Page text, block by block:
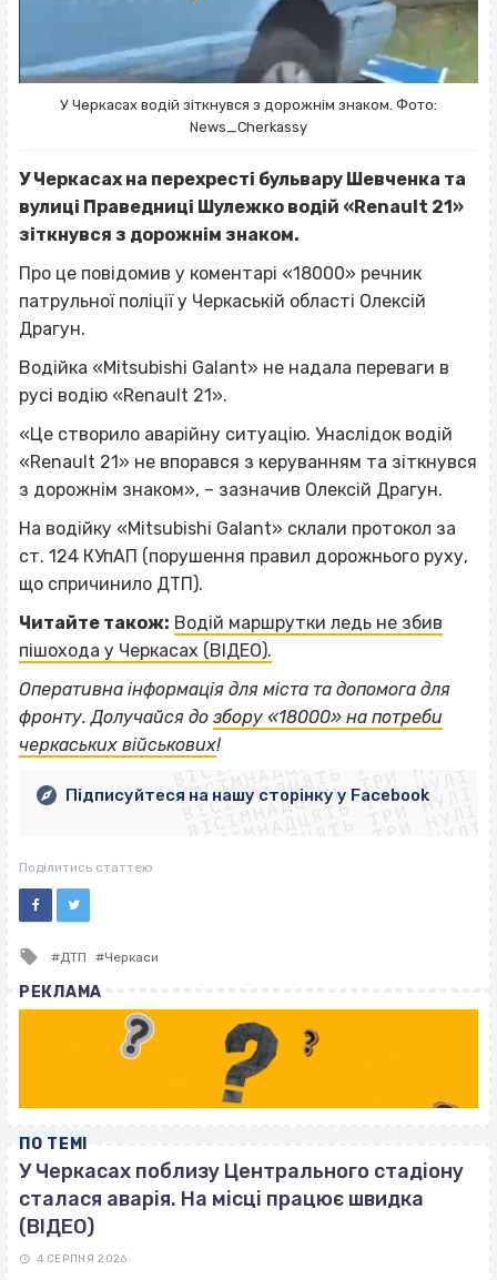
У Черкасах водій зіткнувся з дорожнім знаком. Фото:
News_Cherkassy
У Черкасах на перехресті бульвару Шевченка та
вулиці Праведниці Шулежко водій «Renault 21»
зіткнувся з дорожнім знаком.
Про це повідомив у коментарі «18000» речник
патрульної поліції у Черкаській області Олексій
Драгун.
Водійка «Mitsubishi Galant» не надала переваги в
русі водію «Renault 21».
«Це створило аварійну ситуацію. Унаслідок водій
«Renault 21» не впорався з керуванням та зіткнувся
з дорожнім знаком», – зазначив Олексій Драгун.
На водійку «Mitsubishi Galant» склали протокол за
ст. 124 КУпАП (порушення правил дорожнього руху,
що спричинило ДТП).
Читайте також: Водій маршрутки ледь не збив
пішохода у Черкасах (ВІДЕО).
Оперативна інформація для міста та допомога для
фронту. Долучайся до збору «18000» на потреби
черкаських військових!
ВІСІМНАДЦЯТЬ ТРИ НУЛІ
ВІСІМНАДЦЯТЬ ТРИ НУЛІ
ВІСІМНАДЦЯТЬ ТРИ НУЛІ
ВІСІМНАДЦЯТЬ ТРИ НУЛІ
ВІСІМНАДЦЯТЬ ТРИ НУЛІ
ВІСІМНАДЦЯТЬ ТРИ НУЛІ
ВІСІМНАДЦЯТЬ ТРИ НУЛІ
ВІСІМНАДЦЯТЬ ТРИ НУЛІ
Підписуйтеся на нашу сторінку у Facebook
Поділитись статтею
Tagged
ДТП Черкаси
РЕКЛАМА
ПО ТЕМІ
У Черкасах поблизу Центрального стадіону
сталася аварія. На місці працює швидка
(ВІДЕО)
4 СЕРПНЯ 2026